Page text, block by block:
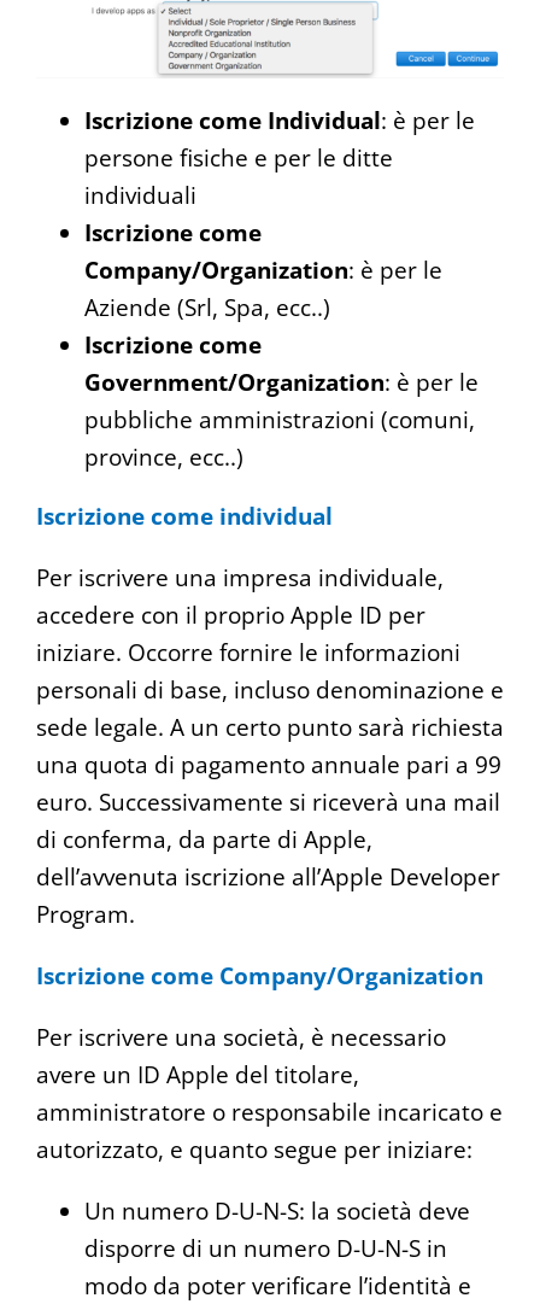
Iscrizione come Individual: è per le
persone fisiche e per le ditte
individuali
Iscrizione come
Company/Organization: è per le
Aziende (Srl, Spa, ecc..)
Iscrizione come
Government/Organization: è per le
pubbliche amministrazioni (comuni,
province, ecc..)
Iscrizione come individual
Per iscrivere una impresa individuale,
accedere con il proprio Apple ID per
iniziare. Occorre fornire le informazioni
personali di base, incluso denominazione e
sede legale. A un certo punto sarà richiesta
una quota di pagamento annuale pari a 99
euro. Successivamente si riceverà una mail
di conferma, da parte di Apple,
dell’avvenuta iscrizione all’Apple Developer
Program.
Iscrizione come Company/Organization
Per iscrivere una società, è necessario
avere un ID Apple del titolare,
amministratore o responsabile incaricato e
autorizzato, e quanto segue per iniziare:
Un numero D-U-N-S: la società deve
disporre di un numero D-U-N-S in
modo da poter verificare l’identità e